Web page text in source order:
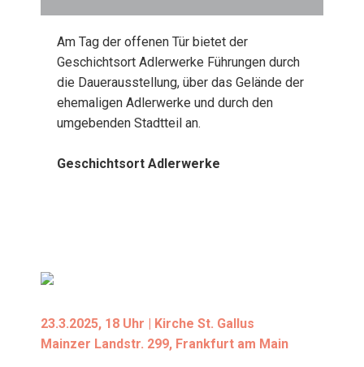
Am Tag der offe­nen Tür bie­tet der
Geschichts­ort Adler­wer­ke Füh­run­gen durch
die Dau­er­aus­stel­lung, über das Gelän­de der
ehe­ma­li­gen Adler­wer­ke und durch den
umge­ben­den Stadt­teil an.
Geschichts­ort Adler­wer­ke
23.3.2025, 18 Uhr | Kir­che St. Gal­lus
Main­zer Land­str. 299, Frank­furt am Main